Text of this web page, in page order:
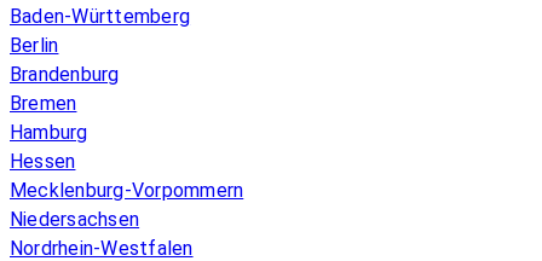
Baden-Württemberg
Berlin
Brandenburg
Bremen
Hamburg
Hessen
Mecklenburg-Vorpommern
Niedersachsen
Nordrhein-Westfalen